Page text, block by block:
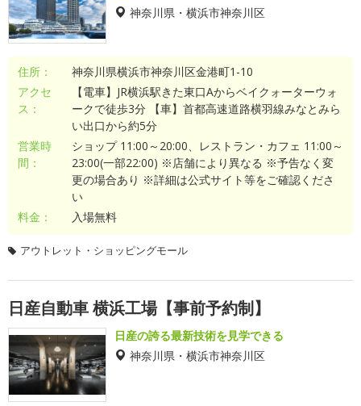
神奈川県・横浜市神奈川区
住所：
神奈川県横浜市神奈川区金港町1-10
アクセ
ス：
【電車】JR横浜駅きた東口Aからベイクォーターウォ
ークで徒歩3分 【車】首都高速道路横羽線みなとみら
い出口から約5分
営業時
間：
ショップ 11:00～20:00、レストラン・カフェ 11:00～
23:00(一部22:00) ※店舗により異なる ※予告なく変
更の場合あり ※詳細は公式サイト等をご確認くださ
い
料金：
入場無料
アウトレット・ショッピングモール
日産自動車 横浜工場【事前予約制】
日産の誇る最新技術を見学できる
神奈川県・横浜市神奈川区